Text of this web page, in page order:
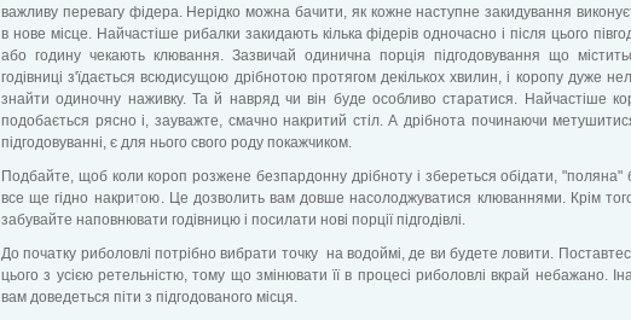
важливу перевагу фідера. Нерідко можна бачити, як кожне наступне закидування
в нове місце. Найчастіше рибалки закидають кілька фідерів одночасно і після цього
або годину чекають клювання. Зазвичай одинична порція підгодовування що
годівниці з'їдається всюдисущою дрібнотою протягом декількох хвилин, і коропу дуже
знайти одиночну наживку. Та й навряд чи він буде особливо старатися. Найчастіше
подобається рясно і, зауважте, смачно накритий стіл. А дрібнота починаючи
підгодовуванні, є для нього свого роду покажчиком.
Подбайте, щоб коли короп розжене безпардонну дрібноту і збереться обідати, "поляна"
все ще гідно накритою. Це дозволить вам довше насолоджуватися клюваннями. Крім
забувайте наповнювати годівницю і посилати нові порції підгодівлі.
До початку риболовлі потрібно вибрати точку на водоймі, де ви будете ловити.
цього з усією ретельністю, тому що змінювати її в процесі риболовлі вкрай небажано.
вам доведеться піти з підгодованого місця.